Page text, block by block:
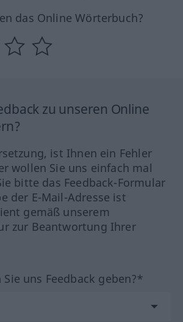
das Online Wörterbuch?
zu unseren Online
ist Ihnen ein Fehler
wollen Sie uns einfach mal
bitte das Feedback-Formular
der E-Mail-Adresse ist
gemäß unserem
zur Beantwortung Ihrer
uns Feedback geben?*